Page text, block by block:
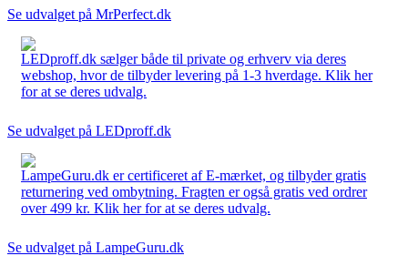
Se udvalget på MrPerfect.dk
LEDproff.dk sælger både til private og erhverv via deres
webshop, hvor de tilbyder levering på 1-3 hverdage. Klik her
for at se deres udvalg.
Se udvalget på LEDproff.dk
LampeGuru.dk er certificeret af E-mærket, og tilbyder gratis
returnering ved ombytning. Fragten er også gratis ved ordrer
over 499 kr. Klik her for at se deres udvalg.
Se udvalget på LampeGuru.dk